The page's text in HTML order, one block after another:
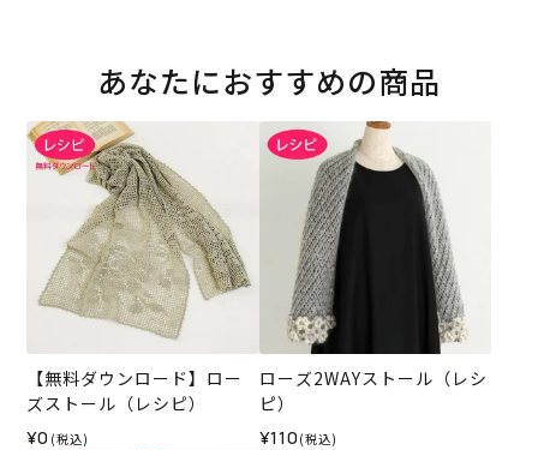
あなたにおすすめの商品
【無料ダウンロード】ロー
ズストール（レシピ）
¥0 (税込)
ローズ2WAYストール（レシ
ピ）
¥110 (税込)